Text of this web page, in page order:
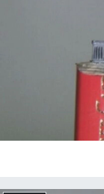
Gündem
Özel Haber